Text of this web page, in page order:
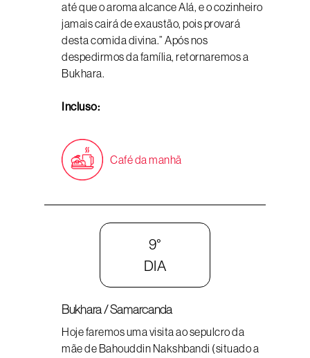
até que o aroma alcance Alá, e o cozinheiro
jamais cairá de exaustão, pois provará
desta comida divina.” Após nos
despedirmos da família, retornaremos a
Bukhara.
Incluso:
Café da manhã
9°
DIA
Bukhara / Samarcanda
Hoje faremos uma visita ao sepulcro da
mãe de Bahouddin Nakshbandi (situado a